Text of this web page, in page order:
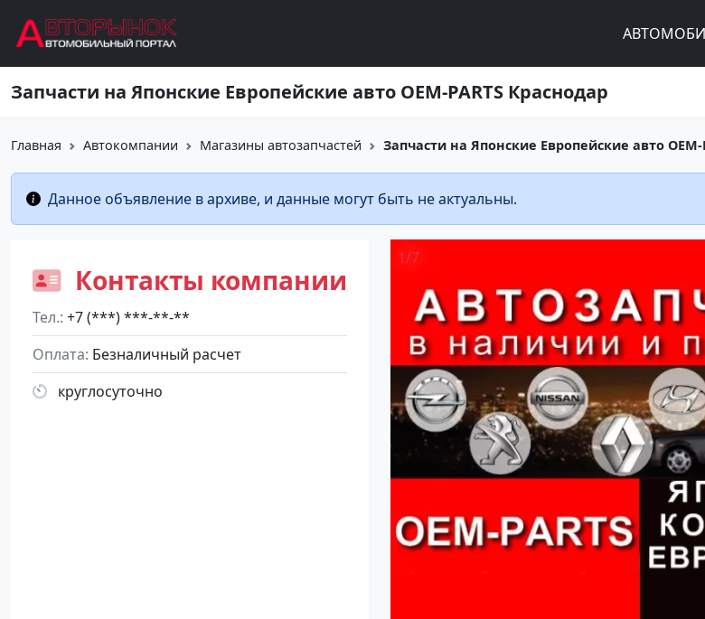
Запчасти на Японские Европейские авто OEM-PARTS Краснодар
Главная Автокомпании Магазины автозапчастей Запчасти на Японские Европейские авто OEM-
Данное объявление в архиве, и данные могут быть не актуальны.
Контакты компании
Тел. +7 (***) ***-**-**
Оплата Безналичный расчет
круглосуточно
1/7